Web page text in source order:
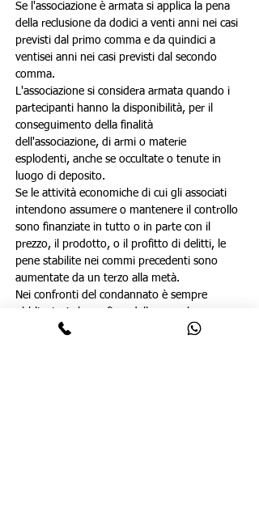
Se l'associazione è armata si applica la pena
della reclusione da dodici a venti anni nei casi
previsti dal primo comma e da quindici a
ventisei anni nei casi previsti dal secondo
comma.
L'associazione si considera armata quando i
partecipanti hanno la disponibilità, per il
conseguimento della finalità
dell'associazione, di armi o materie
esplodenti, anche se occultate o tenute in
luogo di deposito.
Se le attività economiche di cui gli associati
intendono assumere o mantenere il controllo
sono finanziate in tutto o in parte con il
prezzo, il prodotto, o il profitto di delitti, le
pene stabilite nei commi precedenti sono
aumentate da un terzo alla metà.
Nei confronti del condannato è sempre
servirono o furono destinate a commettere il